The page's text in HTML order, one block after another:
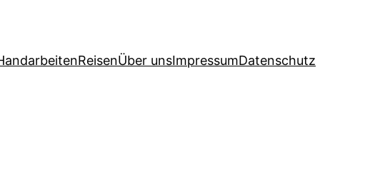
ReisenÜber unsImpressumDatenschutz